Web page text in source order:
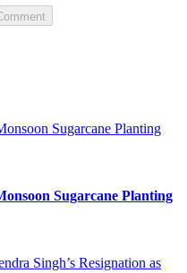
Sugarcane Planting